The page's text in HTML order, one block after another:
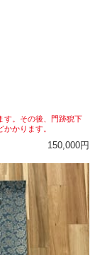
す。その後、門跡猊下
かります。
150,000円